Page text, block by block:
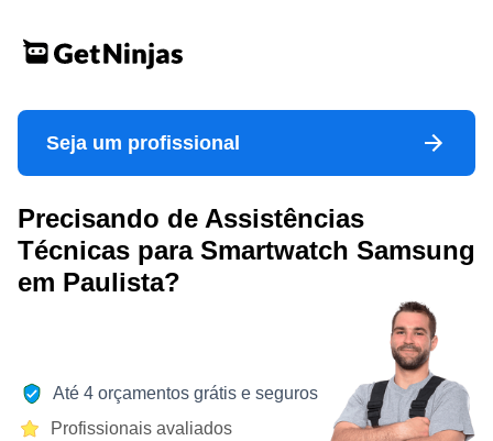
Seja um profissional
Precisando de Assistências
Técnicas para Smartwatch Samsung
em Paulista?
Até 4 orçamentos grátis e seguros
Profissionais avaliados